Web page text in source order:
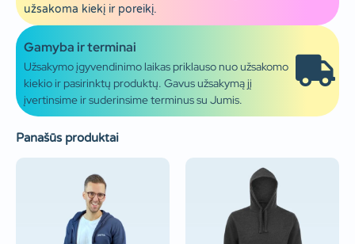
užsakoma kiekį ir poreikį.
Gamyba ir terminai
Užsakymo įgyvendinimo laikas priklauso nuo užsakomo
kiekio ir pasirinktų produktų. Gavus užsakymą jį
įvertinsime ir suderinsime terminus su Jumis.
Panašūs produktai